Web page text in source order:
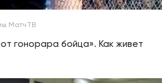
МатчТВ
гонорара бойца». Как живет